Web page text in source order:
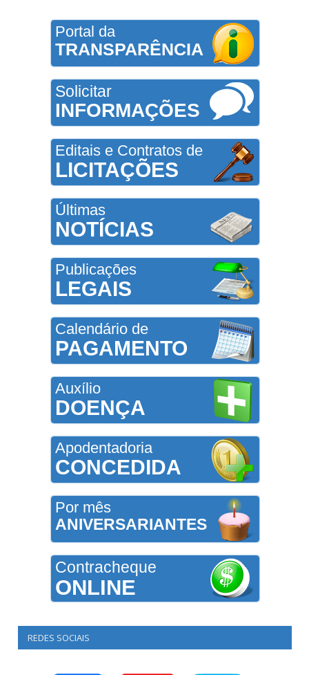
Portal da
TRANSPARÊNCIA
Solicitar
INFORMAÇÕES
Editais e Contratos de
LICITAÇÕES
Últimas
NOTÍCIAS
Publicações
LEGAIS
Calendário de
PAGAMENTO
Auxílio
DOENÇA
Apodentadoria
CONCEDIDA
Por mês
ANIVERSARIANTES
Contracheque
ONLINE
REDES SOCIAIS